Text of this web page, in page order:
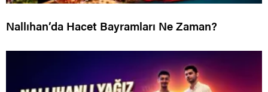
Nallıhan’da Hacet Bayramları Ne Zaman?